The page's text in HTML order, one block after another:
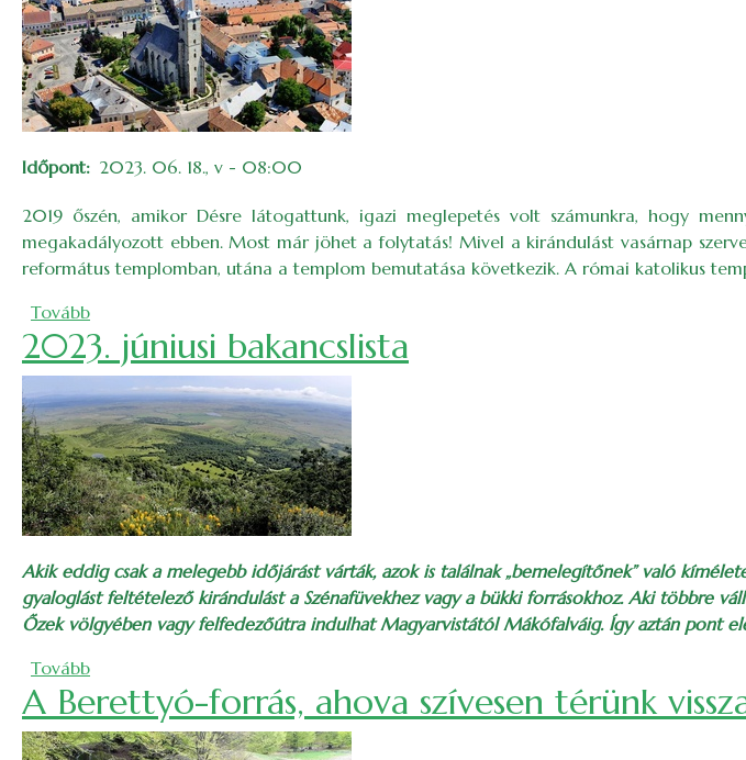
Időpont 2023. 06. 18., v - 08:00
2019 őszén, amikor Désre látogattunk, igazi meglepetés volt számunkra, hogy
megakadályozott ebben. Most már jöhet a folytatás! Mivel a kirándulást vasárnap
református templomban, utána a templom bemutatása következik. A római katolikus
Tovább(Buszos kirándulás Désre)
2023. júniusi bakancslista
Akik eddig csak a melegebb időjárást várták, azok is találnak „bemelegítőnek” való
gyaloglást feltételező kirándulást a Szénafüvekhez vagy a bükki forrásokhoz. Aki többre
Őzek völgyében vagy felfedezőútra indulhat Magyarvistától Mákófalváig. Így aztán pont
Tovább(2023. júniusi bakancslista)
A Berettyó-forrás, ahova szívesen térünk